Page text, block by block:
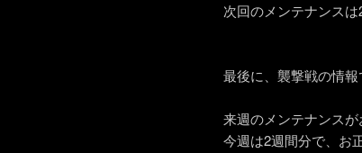
次回のメンテナンスは
最後に、襲撃戦の情報
来週のメンテナンスが
今週は2週間分で、お